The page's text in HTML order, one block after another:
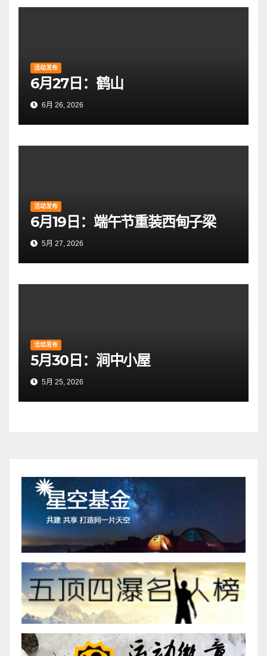
活动发布
6月27日：鹤山
6月 26, 2026
活动发布
6月19日：端午节重装西甸子梁
5月 27, 2026
活动发布
5月30日：涧中小屋
5月 25, 2026